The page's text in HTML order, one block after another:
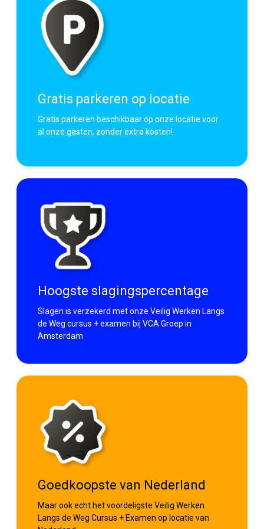
Wet- en regelgeving (CROW-
richtlijnen)
Praktijkvoorbeelden en
toepassen van maatregelen
De prijs voor Veilig Werken Langs de
Weg is vanaf €148,- exclusief BTW.
Vanaf €179,08 is te betalen bedrag.
De BTW van 21% kun je
Gratis parkeren op locatie
Gratis parkeren beschikbaar op onze locatie voor
al onze gasten, zonder extra kosten!
Hoogste slagingspercentage
Slagen is verzekerd met onze Veilig Werken Langs
de Weg cursus + examen bij VCA Groep in
Amsterdam
Goedkoopste van Nederland
Maar ook echt het voordeligste Veilig Werken
Langs de Weg Cursus + Examen op locatie van